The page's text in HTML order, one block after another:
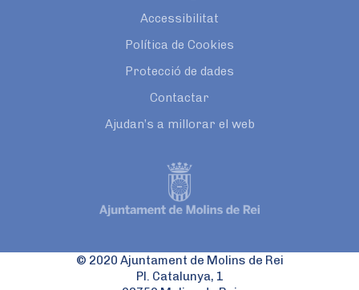
Accessibilitat
Política de Cookies
Protecció de dades
Contactar
Ajudan’s a millorar el web
© 2020 Ajuntament de Molins de Rei
Pl. Catalunya, 1